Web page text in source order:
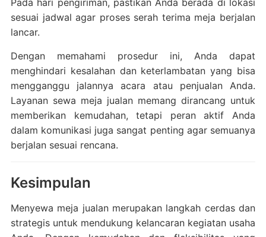
Pada hari pengiriman, pastikan Anda berada di lokasi
sesuai jadwal agar proses serah terima meja berjalan
lancar.
Dengan memahami prosedur ini, Anda dapat
menghindari kesalahan dan keterlambatan yang bisa
mengganggu jalannya acara atau penjualan Anda.
Layanan sewa meja jualan memang dirancang untuk
memberikan kemudahan, tetapi peran aktif Anda
dalam komunikasi juga sangat penting agar semuanya
berjalan sesuai rencana.
Kesimpulan
Menyewa meja jualan merupakan langkah cerdas dan
strategis untuk mendukung kelancaran kegiatan usaha